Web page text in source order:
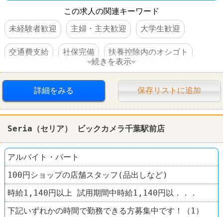
この求人の関連キーワード
未経験者歓迎
主婦・主夫歓迎 大学生歓迎
交通費支給 社保完備 扶養控除内のオシゴト
学歴不問 中高年活躍 ケーキ・スイーツ
続きを表示
詳細をみる 保存リストに追加
Seria（セリア） ビックカメラ千葉駅前店
アルバイト・パート
100円ショップの店舗スタッフ(品出しなど)
時給1,140円以上 試用期間中時給1,140円以．．．
下記いずれかの時間で勤務できる方募集中です！（1）